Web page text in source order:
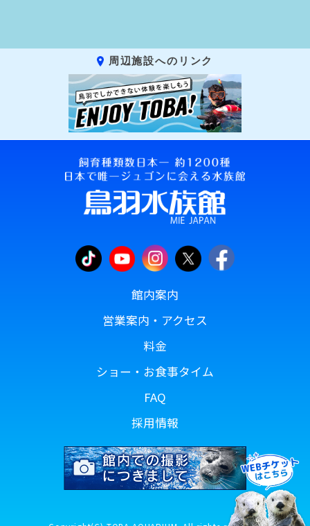
周辺施設へのリンク
館内案内
営業案内・アクセス
料金
ショー・お食事タイム
FAQ
採用情報